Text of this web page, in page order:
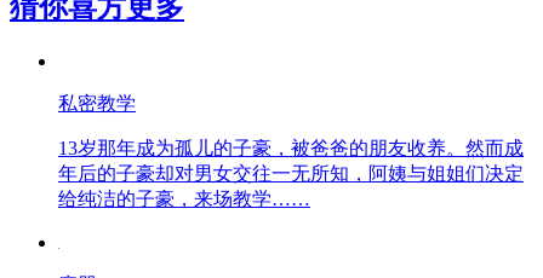
猜你喜方更多
私密教学
13岁那年成为孤儿的子豪，被爸爸的朋友收养。然而成
年后的子豪却对男女交往一无所知，阿姨与姐姐们决定
给纯洁的子豪，来场教学……